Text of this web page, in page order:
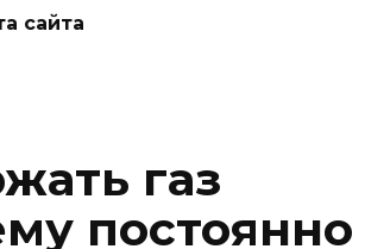
сайта
газ
постоянно